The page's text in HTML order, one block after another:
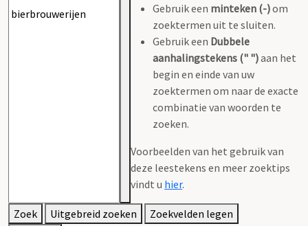
Gebruik een minteken (-)om
zoektermen uit te sluiten.
Gebruik een Dubbele
aanhalingstekens (" ")aan het
begin en einde van uw
zoektermen om naar de exacte
combinatie van woorden te
zoeken.
Voorbeelden van het gebruik van
deze leestekens en meer zoektips
vindt u hier.
Zoek Uitgebreid zoeken
Zoekvelden legen